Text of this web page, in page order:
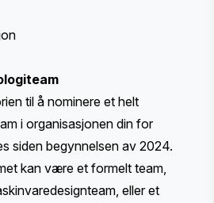
til å nominere et helt
i organisasjonen din for
siden begynnelsen av 2024.
kan være et formelt team,
eller et